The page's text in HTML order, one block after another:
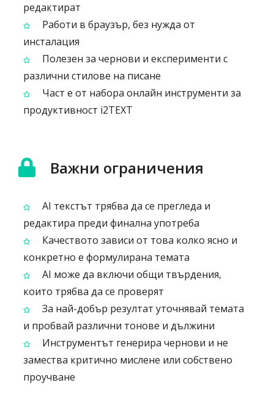
редактират
Работи в браузър, без нужда от
инсталация
Полезен за чернови и експерименти с
различни стилове на писане
Част е от набора онлайн инструменти за
продуктивност i2TEXT
Важни ограничения
AI текстът трябва да се прегледа и
редактира преди финална употреба
Качеството зависи от това колко ясно и
конкретно е формулирана темата
AI може да включи общи твърдения,
които трябва да се проверят
За най-добър резултат уточнявай темата
и пробвай различни тонове и дължини
Инструментът генерира чернови и не
замества критично мислене или собствено
проучване